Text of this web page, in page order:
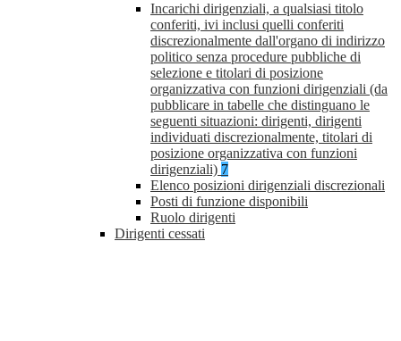
Incarichi dirigenziali, a qualsiasi titolo
conferiti, ivi inclusi quelli conferiti
discrezionalmente dall'organo di indirizzo
politico senza procedure pubbliche di
selezione e titolari di posizione
organizzativa con funzioni dirigenziali (da
pubblicare in tabelle che distinguano le
seguenti situazioni: dirigenti, dirigenti
individuati discrezionalmente, titolari di
posizione organizzativa con funzioni
dirigenziali) 7
Elenco posizioni dirigenziali discrezionali
Posti di funzione disponibili
Ruolo dirigenti
Dirigenti cessati